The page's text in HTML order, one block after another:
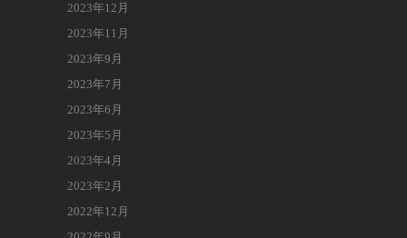
2023年12月
2023年11月
2023年9月
2023年7月
2023年6月
2023年5月
2023年4月
2023年2月
2022年12月